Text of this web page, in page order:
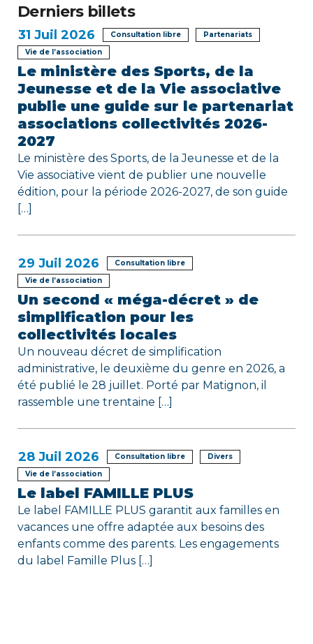
e
l
’
a
r
t
i
c
l
e
Derniers billets
31 Juil 2026 Consultation libre
Partenariats
Vie de l’association
Le ministère des Sports, de la
Jeunesse et de la Vie associative
publie une guide sur le partenariat
associations collectivités 2026-
2027
Le ministère des Sports, de la Jeunesse et de la
Vie associative vient de publier une nouvelle
édition, pour la période 2026-2027, de son guide
[…]
29 Juil 2026
Consultation libre
Vie de l’association
Un second « méga-décret » de
simplification pour les
collectivités locales
Un nouveau décret de simplification
administrative, le deuxième du genre en 2026, a
été publié le 28 juillet. Porté par Matignon, il
rassemble une trentaine […]
28 Juil 2026 Consultation libre
Divers
Vie de l’association
Le label FAMILLE PLUS
Le label FAMILLE PLUS garantit aux familles en
vacances une offre adaptée aux besoins des
enfants comme des parents. Les engagements
du label Famille Plus […]